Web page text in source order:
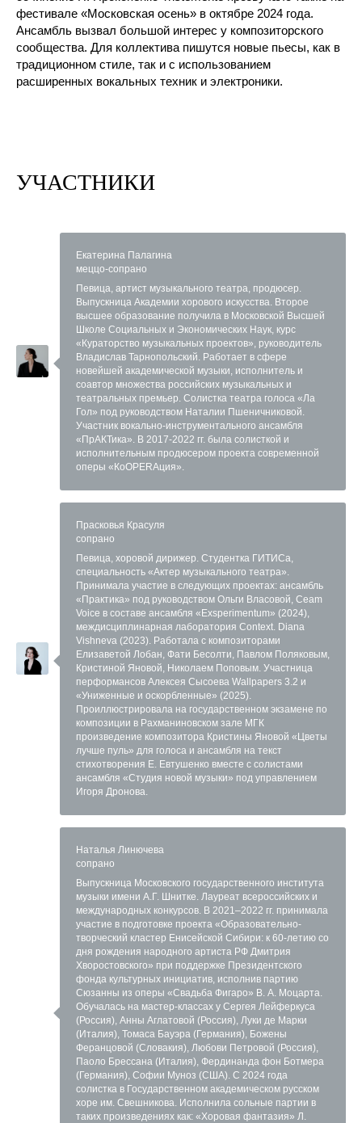
фестивале «Московская осень» в октябре 2024 года.
Ансамбль вызвал большой интерес у композиторского
сообщества. Для коллектива пишутся новые пьесы, как в
традиционном стиле, так и с использованием
расширенных вокальных техник и электроники.
УЧАСТНИКИ
Екатерина Палагина
меццо-сопрано
Певица, артист музыкального театра, продюсер.
Выпускница Академии хорового искусства. Второе
высшее образование получила в Московской Высшей
Школе Социальных и Экономических Наук, курс
«Кураторство музыкальных проектов», руководитель
Владислав Тарнопольский. Работает в сфере
новейшей академической музыки, исполнитель и
соавтор множества российских музыкальных и
театральных премьер. Солистка театра голоса «Ла
Гол» под руководством Наталии Пшеничниковой.
Участник вокально-инструментального ансамбля
«ПрАКТика». В 2017-2022 гг. была солисткой и
исполнительным продюсером проекта современной
оперы «КоOPERAция».
Прасковья Красуля
сопрано
Певица, хоровой дирижер. Студентка ГИТИСа,
специальность «Актер музыкального театра».
Принимала участие в следующих проектах: ансамбль
«Практика» под руководством Ольги Власовой, Ceam
Voice в составе ансамбля «Exsperimentum» (2024),
междисциплинарная лаборатория Context. Diana
Vishneva (2023). Работала с композиторами
Елизаветой Лобан, Фати Бесолти, Павлом Поляковым,
Кристиной Яновой, Николаем Поповым. Участница
перформансов Алексея Сысоева Wallpapers 3.2 и
«Униженные и оскорбленные» (2025).
Проиллюстрировала на государственном экзамене по
композиции в Рахманиновском зале МГК
произведение композитора Кристины Яновой «Цветы
лучше пуль» для голоса и ансамбля на текст
стихотворения Е. Евтушенко вместе с солистами
ансамбля «Студия новой музыки» под управлением
Игоря Дронова.
Наталья Линючева
сопрано
Выпускница Московского государственного института
музыки имени А.Г. Шнитке. Лауреат всероссийских и
международных конкурсов. В 2021–2022 гг. принимала
участие в подготовке проекта «Образовательно-
творческий кластер Енисейской Сибири: к 60-летию со
дня рождения народного артиста РФ Дмитрия
Хворостовского» при поддержке Президентского
фонда культурных инициатив, исполнив партию
Сюзанны из оперы «Свадьба Фигаро» В. А. Моцарта.
Обучалась на мастер-классах у Сергея Лейферкуса
(Россия), Анны Аглатовой (Россия), Луки де Марки
(Италия), Томаса Бауэра (Германия), Божены
Феранцовой (Словакия), Любови Петровой (Россия),
Паоло Брессана (Италия), Фердинанда фон Ботмера
(Германия), Софии Муноз (США). С 2024 года
солистка в Государственном академическом русском
хоре им. Свешникова. Исполнила сольные партии в
таких произведениях как: «Хоровая фантазия» Л.